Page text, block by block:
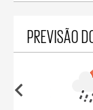
PREVISÃO
18°C